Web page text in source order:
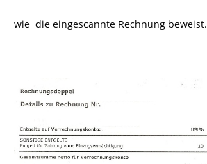
wie die eingescannte Rechnung beweist.